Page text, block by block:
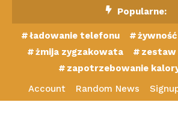
Content
Popularne:
ładowanie telefonu
żmija zygzakowata
zestaw
zapotrzebowanie
Account
Random News